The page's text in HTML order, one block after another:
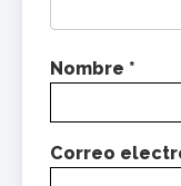
Nombre *
Correo